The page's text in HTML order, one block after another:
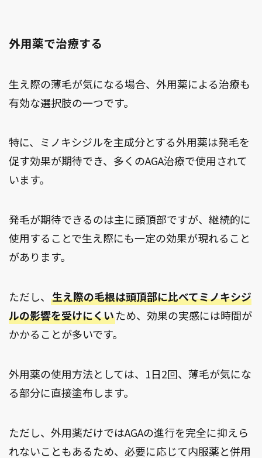
外用薬で治療する
生え際の薄毛が気になる場合、外用薬による治療も
有効な選択肢の一つです。
特に、ミノキシジルを主成分とする外用薬は発毛を
促す効果が期待でき、多くのAGA治療で使用されて
います。
発毛が期待できるのは主に頭頂部ですが、継続的に
使用することで生え際にも一定の効果が現れること
があります。
ただし、 生え際の毛根は頭頂部に比べてミノキシジ
ルの影響を受けにくいため、効果の実感には時間が
かかることが多いです。
外用薬の使用方法としては、1日2回、薄毛が気にな
る部分に直接塗布します。
ただし、外用薬だけではAGAの進行を完全に抑えら
れないこともあるため、必要に応じて内服薬と併用